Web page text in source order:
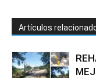
Artículos